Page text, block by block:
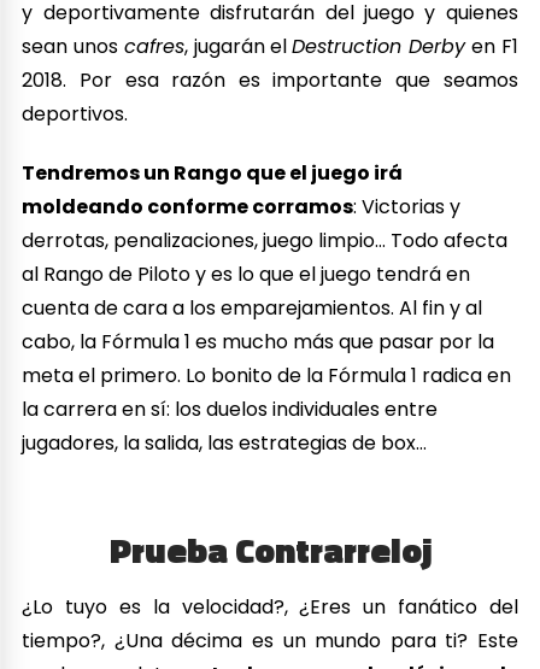
y deportivamente disfrutarán del juego y quienes
sean unoscafres, jugarán elDestruction Derbyen F1
2018. Por esa razón es importante que seamos
deportivos.
Tendremos un Rango que el juego irá
moldeando conforme corramos: Victorias y
derrotas, penalizaciones, juego limpio… Todo afecta
al Rango de Piloto y es lo que el juego tendrá en
cuenta de cara a los emparejamientos. Al fin y al
cabo, la Fórmula 1 es mucho más que pasar por la
meta el primero. Lo bonito de la Fórmula 1 radica en
la carrera en sí: los duelos individuales entre
jugadores, la salida, las estrategias de box…
Prueba Contrarreloj
¿Lo tuyo es la velocidad?, ¿Eres un fanático del
tiempo?, ¿Una décima es un mundo para ti? Este